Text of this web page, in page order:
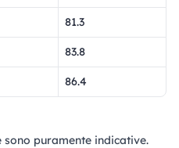
81.3
83.8
86.4
puramente indicative.